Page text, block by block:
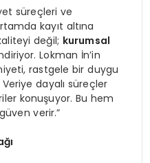
süreçleri ve
kayıt altına
değil; kurumsal
Lokman İn’in
rastgele bir duygu
dayalı süreçler
konuşuyor. Bu hem
verir.”